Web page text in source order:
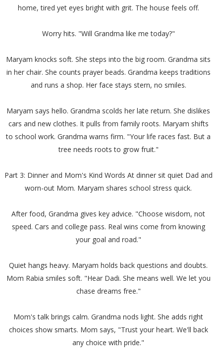
home, tired yet eyes bright with grit. The house feels off.
Worry hits. "Will Grandma like me today?"
Maryam knocks soft. She steps into the big room. Grandma sits
in her chair. She counts prayer beads. Grandma keeps traditions
and runs a shop. Her face stays stern, no smiles.
Maryam says hello. Grandma scolds her late return. She dislikes
cars and new clothes. It pulls from family roots. Maryam shifts
to school work. Grandma warns firm. "Your life races fast. But a
tree needs roots to grow fruit."
Part 3: Dinner and Mom's Kind Words At dinner sit quiet Dad and
worn-out Mom. Maryam shares school stress quick.
After food, Grandma gives key advice. "Choose wisdom, not
speed. Cars and college pass. Real wins come from knowing
your goal and road."
Quiet hangs heavy. Maryam holds back questions and doubts.
Mom Rabia smiles soft. "Hear Dadi. She means well. We let you
chase dreams free."
Mom's talk brings calm. Grandma nods light. She adds right
choices show smarts. Mom says, "Trust your heart. We'll back
any choice with pride."